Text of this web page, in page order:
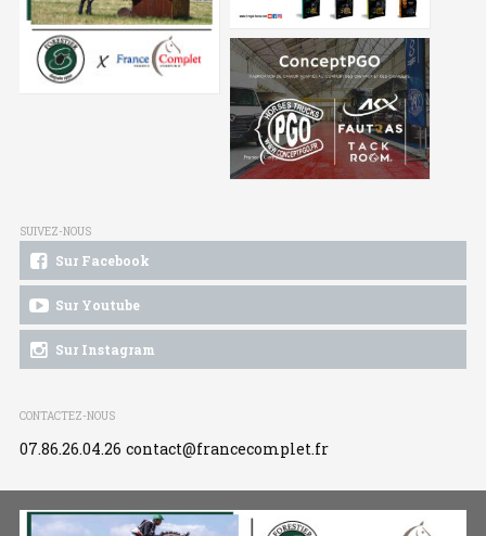
SUIVEZ-NOUS
Sur Facebook
Sur Youtube
Sur Instagram
CONTACTEZ-NOUS
07.86.26.04.26 contact@francecomplet.fr